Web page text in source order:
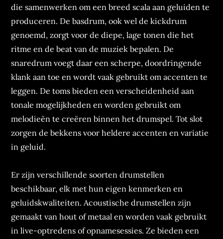
die samenwerken om een breed scala aan geluiden te
produceren. De basdrum, ook wel de kickdrum
genoemd, zorgt voor de diepe, lage tonen die het
ritme en de beat van de muziek bepalen. De
snaredrum voegt daar een scherpe, doordringende
klank aan toe en wordt vaak gebruikt om accenten te
leggen. De toms bieden een verscheidenheid aan
tonale mogelijkheden en worden gebruikt om
melodieën te creëren binnen het drumspel. Tot slot
zorgen de bekkens voor heldere accenten en variatie
in geluid.
Er zijn verschillende soorten drumstellen
beschikbaar, elk met hun eigen kenmerken en
geluidskwaliteiten. Acoustische drumstellen zijn
gemaakt van hout of metaal en worden vaak gebruikt
in live-optredens of opnamesessies. Ze bieden een